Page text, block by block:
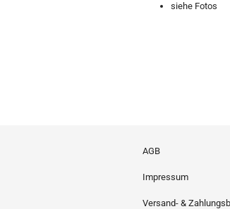
siehe Fotos
AGB
Impressum
Versand- &